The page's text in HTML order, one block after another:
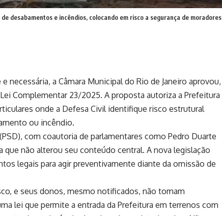
desabamentos e incêndios, colocando em risco a segurança de moradores
necessária, a Câmara Municipal do Rio de Janeiro aprovou,
Complementar 23/2025. A proposta autoriza a Prefeitura
onde a Defesa Civil identifique risco estrutural
ou incêndio.
com coautoria de parlamentares como Pedro Duarte
não alterou seu conteúdo central. A nova legislação
legais para agir preventivamente diante da omissão de
e seus donos, mesmo notificados, não tomam
lei que permite a entrada da Prefeitura em terrenos com